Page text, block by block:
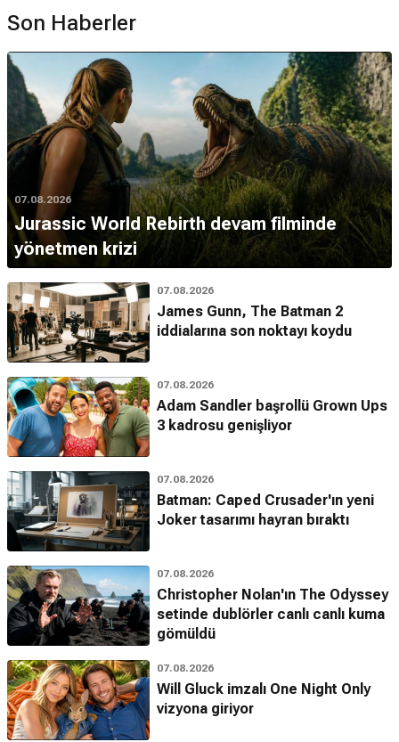
Son Haberler
07.08.2026
Jurassic World Rebirth devam filminde
yönetmen krizi
07.08.2026
James Gunn, The Batman 2
iddialarına son noktayı koydu
07.08.2026
Adam Sandler başrollü Grown Ups
3 kadrosu genişliyor
07.08.2026
Batman: Caped Crusader'ın yeni
Joker tasarımı hayran bıraktı
07.08.2026
Christopher Nolan'ın The Odyssey
setinde dublörler canlı canlı kuma
gömüldü
07.08.2026
Will Gluck imzalı One Night Only
vizyona giriyor